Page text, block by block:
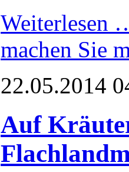
Weiterlesen
machen Sie
22.05.2014
Auf